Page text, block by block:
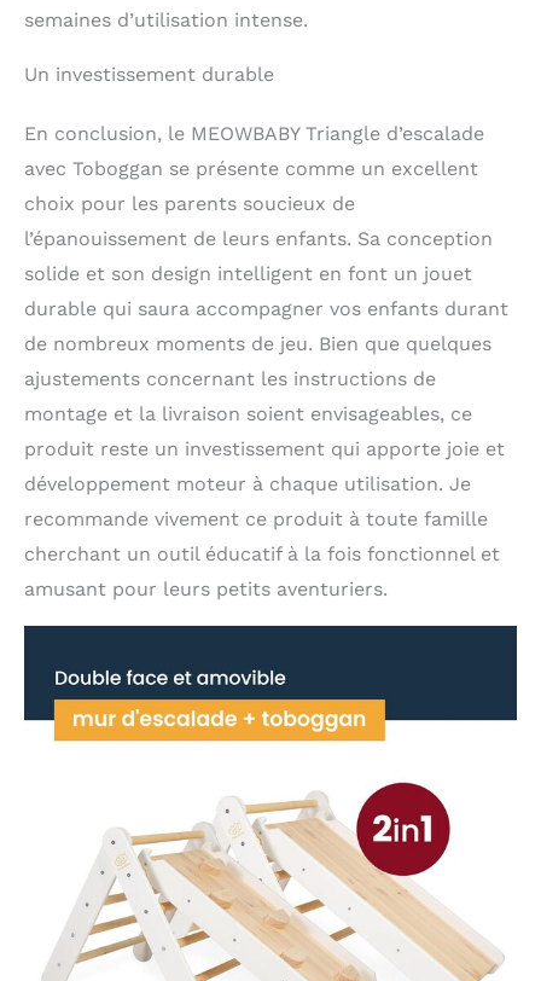
semaines d’utilisation intense.
Un investissement durable
En conclusion, le MEOWBABY Triangle d’escalade
avec Toboggan se présente comme un excellent
choix pour les parents soucieux de
l’épanouissement de leurs enfants. Sa conception
solide et son design intelligent en font un jouet
durable qui saura accompagner vos enfants durant
de nombreux moments de jeu. Bien que quelques
ajustements concernant les instructions de
montage et la livraison soient envisageables, ce
produit reste un investissement qui apporte joie et
développement moteur à chaque utilisation. Je
recommande vivement ce produit à toute famille
cherchant un outil éducatif à la fois fonctionnel et
amusant pour leurs petits aventuriers.